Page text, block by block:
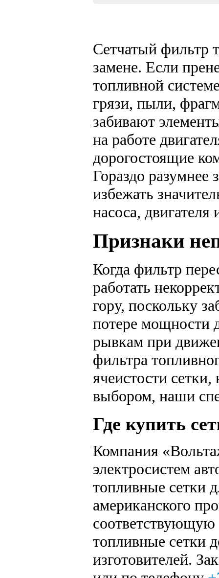
Сетчатый фильтр
замене. Если
топливной
грязи, пыли,
забивают
на работе
дорогостоящие
Гораздо разумнее
избежать
насоса, двигателя
Признаки
Когда фильтр
работать
гору, поскольку
потере мощности
рывкам при
фильтра
ячеистости
выбором, наши
Где купить
Компания
электросистем
топливные сетки
американского
топливные сетки
изготовителей.